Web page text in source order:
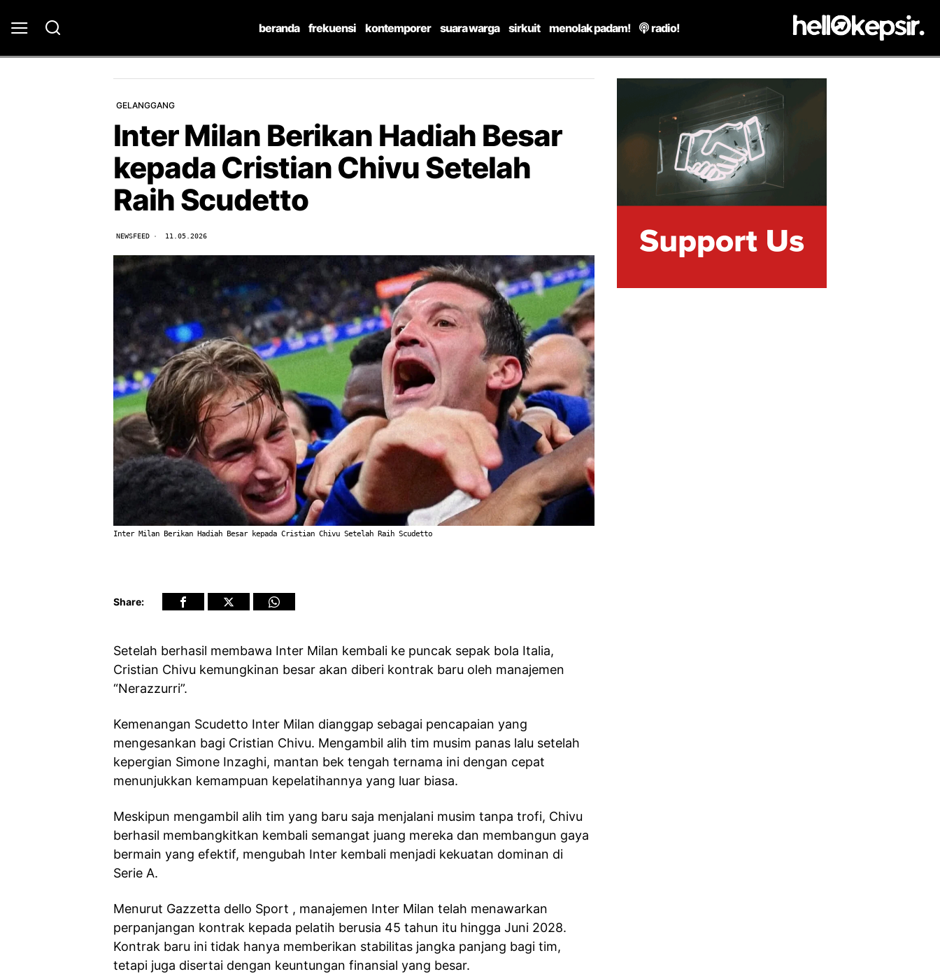
beranda frekuensi kontemporer suara warga sirkuit menolak padam! radio!
GELANGGANG
Inter Milan Berikan Hadiah Besar
kepada Cristian Chivu Setelah
Raih Scudetto
NEWSFEED 11.05.2026
Inter Milan Berikan Hadiah Besar kepada Cristian Chivu Setelah Raih Scudetto
Share:
Setelah berhasil membawa Inter Milan kembali ke puncak sepak bola Italia,
Cristian Chivu kemungkinan besar akan diberi kontrak baru oleh manajemen
“Nerazzurri”.
Kemenangan Scudetto Inter Milan dianggap sebagai pencapaian yang
mengesankan bagi Cristian Chivu. Mengambil alih tim musim panas lalu setelah
kepergian Simone Inzaghi, mantan bek tengah ternama ini dengan cepat
menunjukkan kemampuan kepelatihannya yang luar biasa.
Meskipun mengambil alih tim yang baru saja menjalani musim tanpa trofi, Chivu
berhasil membangkitkan kembali semangat juang mereka dan membangun gaya
bermain yang efektif, mengubah Inter kembali menjadi kekuatan dominan di
Serie A.
Menurut Gazzetta dello Sport , manajemen Inter Milan telah menawarkan
perpanjangan kontrak kepada pelatih berusia 45 tahun itu hingga Juni 2028.
Kontrak baru ini tidak hanya memberikan stabilitas jangka panjang bagi tim,
tetapi juga disertai dengan keuntungan finansial yang besar.